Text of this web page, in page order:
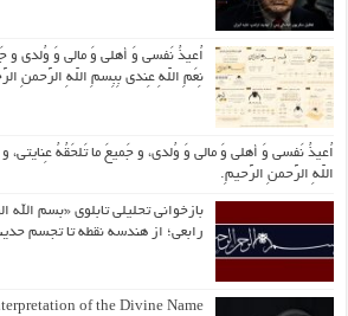
اُعیذُ نَفسی وَ أهلی وَ مالی وَ وُلدی و
نِعَمِ اللّهِ عِندی بِبِسمِ اللّهِ الرَّحمنِ
اُعیذُ نَفسی وَ أهلی وَ مالی وَ وُلدی، و جَمیعَ ما تَلحَقُهُ عِنایتی،
اللّهِ الرَّحمنِ الرَّحیمِ.
بازخوانی تحلیلی تابلوی «بسم الله
رابعی؛ از هندسه نقطه تا تجسم
of the Divine Name